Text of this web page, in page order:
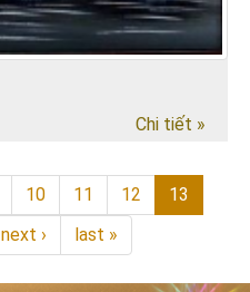
Chi tiết »
10 11 12
13
next › last »